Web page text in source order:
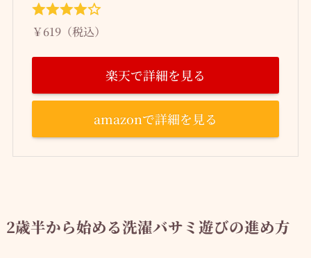
￥619（税込）
楽天で詳細を見る
amazonで詳細を見る
2歳半から始める洗濯バサミ遊びの進め方